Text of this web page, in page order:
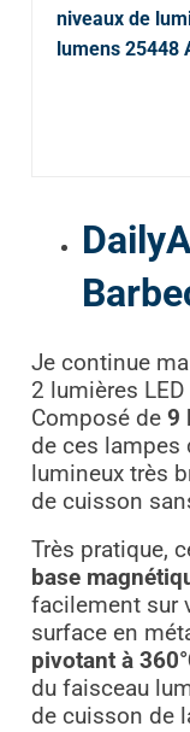
niveaux de
lumens 25448
Je continue
2 lumières
Composé de 9
de ces lampes
lumineux très
de cuisson
Très pratique,
base
facilement sur
surface en
pivotant à
du faisceau
de cuisson de